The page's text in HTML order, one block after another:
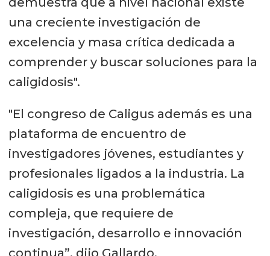
una creciente investigación de
excelencia y masa crítica dedicada a
comprender y buscar soluciones para la
caligidosis".
"El congreso de Caligus además es una
plataforma de encuentro de
investigadores jóvenes, estudiantes y
profesionales ligados a la industria. La
caligidosis es una problemática
compleja, que requiere de
investigación, desarrollo e innovación
continua”, dijo Gallardo.